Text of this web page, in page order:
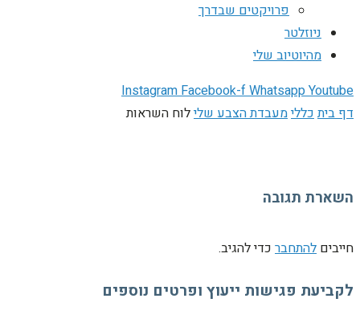
פרויקטים שבדרך
ניוזלטר
מהיוטיוב שלי
InstagramFacebook-fWhatsappYoutube
דף ביתכללימעבדת הצבע שלילוח השראות
השארת תגובה
חייבים להתחבר כדי להגיב.
לקביעת פגישות ייעוץ ופרטים נוספים